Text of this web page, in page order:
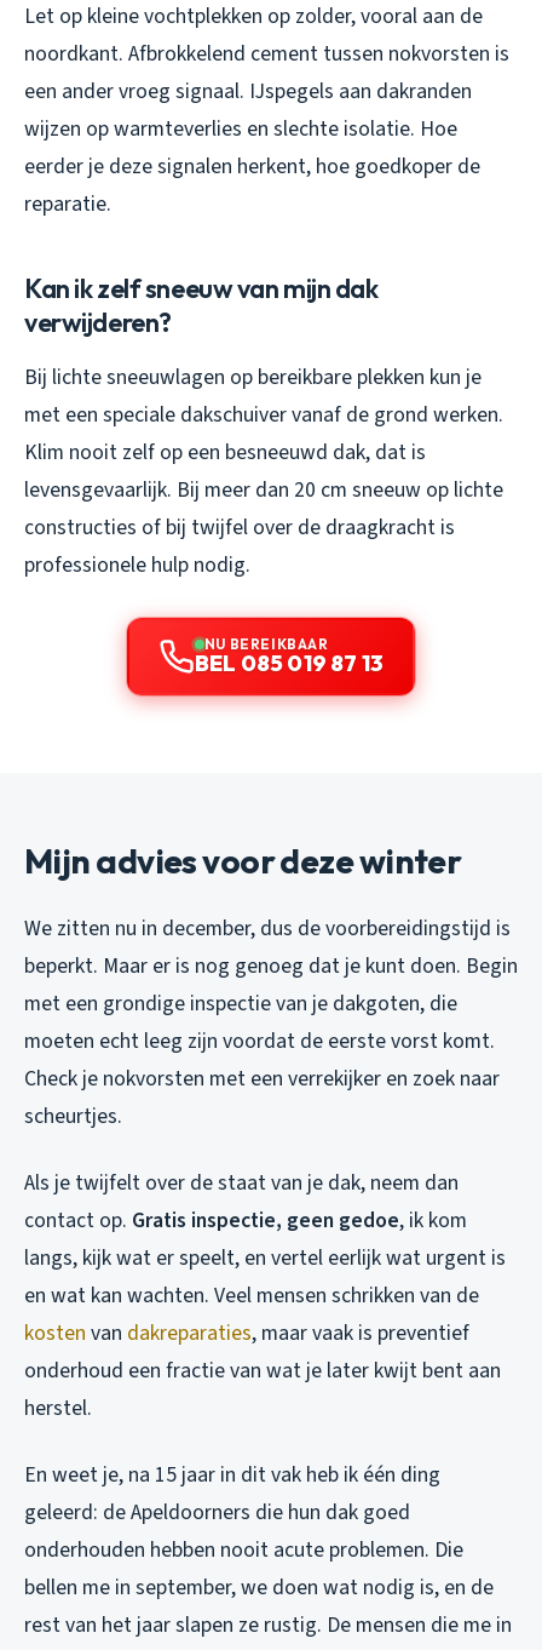
Let op kleine vochtplekken op zolder, vooral aan de
noordkant. Afbrokkelend cement tussen nokvorsten is
een ander vroeg signaal. IJspegels aan dakranden
wijzen op warmteverlies en slechte isolatie. Hoe
eerder je deze signalen herkent, hoe goedkoper de
reparatie.
Kan ik zelf sneeuw van mijn dak
verwijderen?
Bij lichte sneeuwlagen op bereikbare plekken kun je
met een speciale dakschuiver vanaf de grond werken.
Klim nooit zelf op een besneeuwd dak, dat is
levensgevaarlijk. Bij meer dan 20 cm sneeuw op lichte
constructies of bij twijfel over de draagkracht is
professionele hulp nodig.
NU BEREIKBAAR
BEL 085 019 87 13
Mijn advies voor deze winter
We zitten nu in december, dus de voorbereidingstijd is
beperkt. Maar er is nog genoeg dat je kunt doen. Begin
met een grondige inspectie van je dakgoten, die
moeten echt leeg zijn voordat de eerste vorst komt.
Check je nokvorsten met een verrekijker en zoek naar
scheurtjes.
Als je twijfelt over de staat van je dak, neem dan
contact op. Gratis inspectie, geen gedoe, ik kom
langs, kijk wat er speelt, en vertel eerlijk wat urgent is
en wat kan wachten. Veel mensen schrikken van de
kosten van dakreparaties, maar vaak is preventief
onderhoud een fractie van wat je later kwijt bent aan
herstel.
En weet je, na 15 jaar in dit vak heb ik één ding
geleerd: de Apeldoorners die hun dak goed
onderhouden hebben nooit acute problemen. Die
bellen me in september, we doen wat nodig is, en de
rest van het jaar slapen ze rustig. De mensen die me in